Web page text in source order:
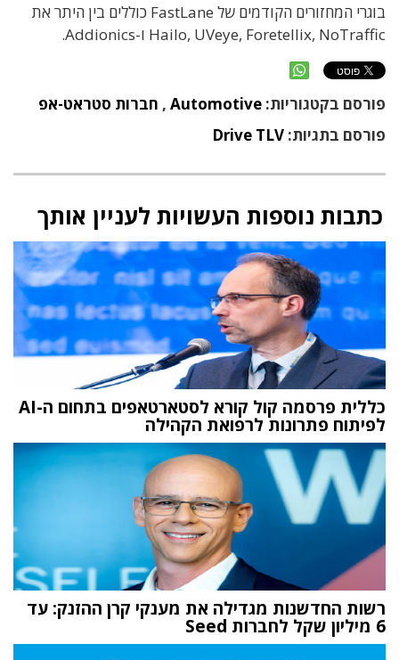
בוגרי המחזורים הקודמים של FastLane כוללים בין היתר את
Hailo, UVeye, Foretellix, NoTraffic ו-Addionics.
פורסם בקטגוריות: Automotive
, חברות סטראט-אפ
פורסם בתגיות: Drive TLV
כתבות נוספות העשויות לעניין אותך
כללית פרסמה קול קורא לסטארטאפים בתחום ה-AI
לפיתוח פתרונות לרפואת הקהילה
רשות החדשנות מגדילה את מענקי קרן ההזנק: עד
6 מיליון שקל לחברות Seed